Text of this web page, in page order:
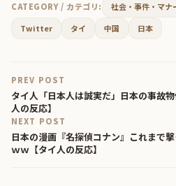
CATEGORY / カテゴリ: 社会・事件・マナ
Twitter
タイ 中国 日本
PREV POST
タイ人「日本人は誠実だ」日本の事故
人の反応】
NEXT POST
日本の漫画『名探偵コナン』これまで
ｗｗ【タイ人の反応】